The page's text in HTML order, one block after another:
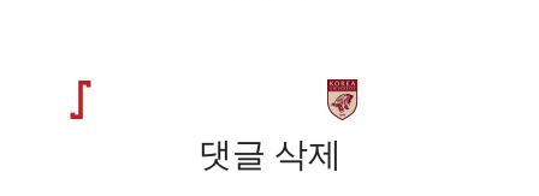
댓글 삭제